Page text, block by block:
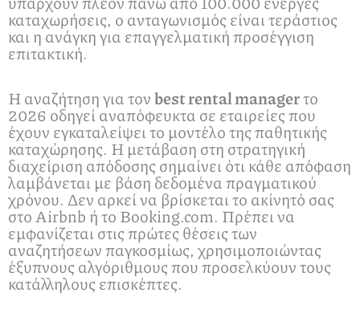
καταχωρήσεις, ο ανταγωνισμός είναι τεράστιος
και η ανάγκη για επαγγελματική προσέγγιση
επιτακτική.
Η αναζήτηση για τον best rental managerτο
2026 οδηγεί αναπόφευκτα σε εταιρείες που
έχουν εγκαταλείψει το μοντέλο της παθητικής
καταχώρησης. Η μετάβαση στη στρατηγική
διαχείριση απόδοσης σημαίνει ότι κάθε απόφαση
λαμβάνεται με βάση δεδομένα πραγματικού
χρόνου. Δεν αρκεί να βρίσκεται το ακίνητό σας
στο Airbnb ή το Booking.com. Πρέπει να
εμφανίζεται στις πρώτες θέσεις των
αναζητήσεων παγκοσμίως, χρησιμοποιώντας
έξυπνους αλγόριθμους που προσελκύουν τους
κατάλληλους επισκέπτες.